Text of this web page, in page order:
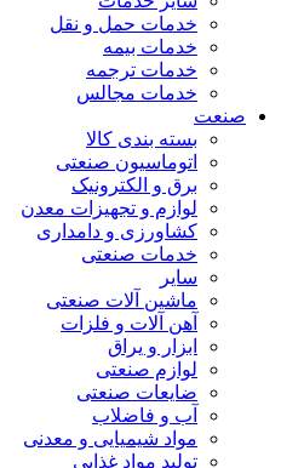
خدمات حمل و نقل
خدمات بیمه
خدمات ترجمه
خدمات مجالس
صنعت
بسته بندی کالا
اتوماسیون صنعتی
برق و الکترونیک
لوازم و تجهیزات معدن
کشاورزی و دامداری
خدمات صنعتی
سایر
ماشین آلات صنعتی
آهن آلات و فلزات
ابزار و یراق
لوازم صنعتی
ضایعات صنعتی
آب و فاضلاب
مواد شیمیایی و معدنی
تولید مواد غذایی